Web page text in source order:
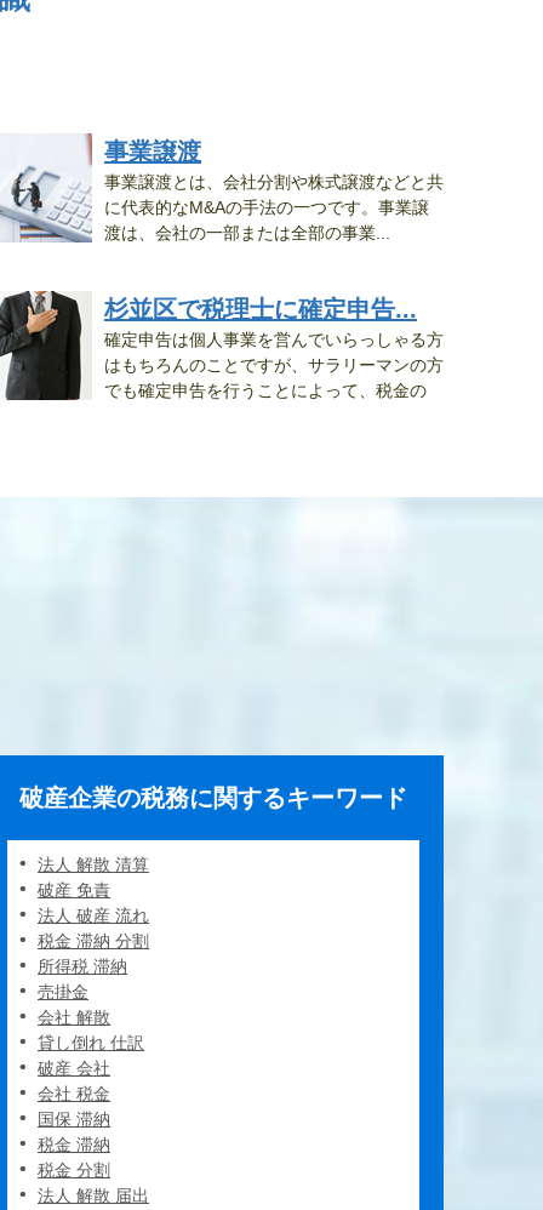
事業譲渡
事業譲渡とは、会社分割や株式譲渡などと共
に代表的なM&Aの手法の一つです。事業譲
渡は、会社の一部または全部の事業...
杉並区で税理士に確定申告...
確定申告は個人事業を営んでいらっしゃる方
はもちろんのことですが、サラリーマンの方
でも確定申告を行うことによって、税金の
破産企業の税務に関するキーワード
法人 解散 清算
破産 免責
法人 破産 流れ
税金 滞納 分割
所得税 滞納
売掛金
会社 解散
貸し倒れ 仕訳
破産 会社
会社 税金
国保 滞納
税金 滞納
税金 分割
法人 解散 届出